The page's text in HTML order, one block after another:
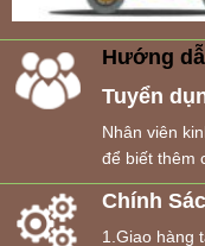
Hướng
Tuyển
Nhân viên
để biết thêm
Chính
1.Giao hàng